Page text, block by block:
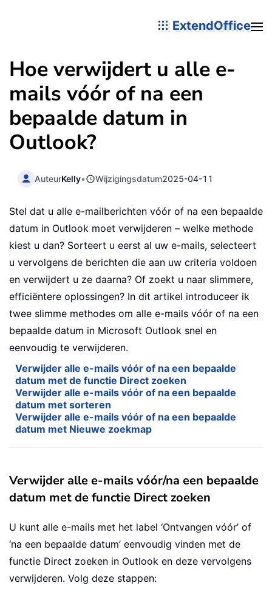
ExtendOffice
Hoe verwijdert u alle e-
mails vóór of na een
bepaalde datum in
Outlook?
AuteurKelly• Wijzigingsdatum2025-04-11
Stel dat u alle e-mailberichten vóór of na een bepaalde
datum in Outlook moet verwijderen – welke methode
kiest u dan? Sorteert u eerst al uw e-mails, selecteert
u vervolgens de berichten die aan uw criteria voldoen
en verwijdert u ze daarna? Of zoekt u naar slimmere,
efficiëntere oplossingen? In dit artikel introduceer ik
twee slimme methodes om alle e-mails vóór of na een
bepaalde datum in Microsoft Outlook snel en
eenvoudig te verwijderen.
Verwijder alle e-mails vóór of na een bepaalde
datum met de functie Direct zoeken
Verwijder alle e-mails vóór of na een bepaalde
datum met sorteren
Verwijder alle e-mails vóór of na een bepaalde
datum met Nieuwe zoekmap
Verwijder alle e-mails vóór/na een bepaalde
datum met de functie Direct zoeken
U kunt alle e-mails met het label ‘Ontvangen vóór’ of
‘na een bepaalde datum’ eenvoudig vinden met de
functie Direct zoeken in Outlook en deze vervolgens
verwijderen. Volg deze stappen: